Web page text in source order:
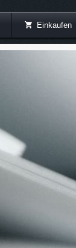
Einkaufen